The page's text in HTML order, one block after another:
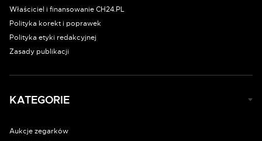
Właściciel i finansowanie CH24.PL
Polityka korekt i poprawek
Polityka etyki redakcyjnej
Zasady publikacji
KATEGORIE
Aukcje zegarków